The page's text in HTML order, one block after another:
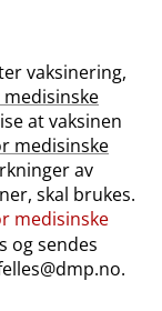
vaksinering,
at vaksinen
medisinske
av
skal brukes.
medisinske
og sendes